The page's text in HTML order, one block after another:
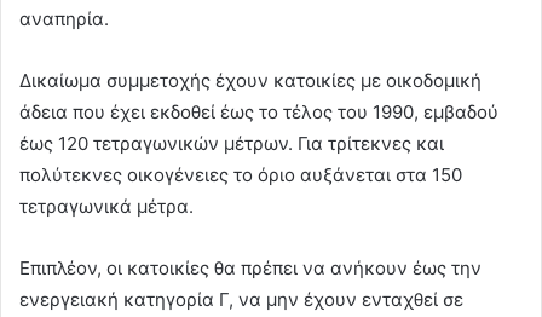
αναπηρία.
Δικαίωμα συμμετοχής έχουν κατοικίες με οικοδομική
άδεια που έχει εκδοθεί έως το τέλος του 1990, εμβαδού
έως 120 τετραγωνικών μέτρων. Για τρίτεκνες και
πολύτεκνες οικογένειες το όριο αυξάνεται στα 150
τετραγωνικά μέτρα.
Επιπλέον, οι κατοικίες θα πρέπει να ανήκουν έως την
ενεργειακή κατηγορία Γ, να μην έχουν ενταχθεί σε